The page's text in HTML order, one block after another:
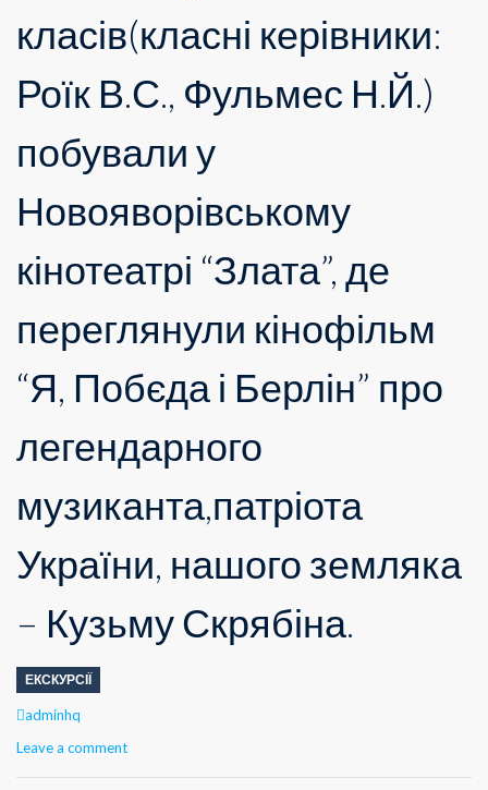
класів(класні керівники:
Роїк В.С., Фульмес Н.Й.)
побували у
Новояворівському
кінотеатрі “Злата”, де
переглянули кінофільм
“Я, Побєда і Берлін” про
легендарного
музиканта,патріота
України, нашого земляка
– Кузьму Скрябіна.
ЕКСКУРСІЇ
Author
adminhq
Leave a comment